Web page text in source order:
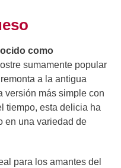
como
sumamente popular
a la antigua
versión más simple con
tiempo, esta delicia ha
en una variedad de
para los amantes del